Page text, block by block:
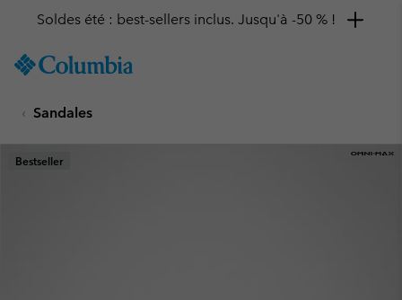
TO
SKIP
MAIN
NAV
Soldes été : best-sellers inclus. Jusqu'à -50 % !
Sandales
Bestseller